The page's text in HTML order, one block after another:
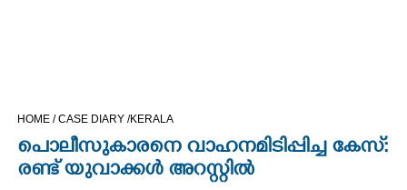
HOME /CASE DIARY /KERALA
പൊലീസുകാരനെ വാഹനമിടിപ്പിച്ച കേസ്:
രണ്ട് യുവാക്കൾ അറസ്റ്റിൽ